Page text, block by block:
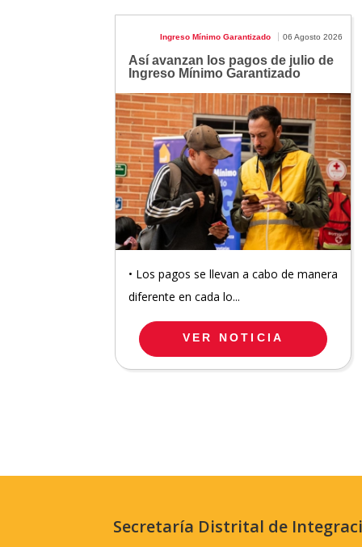
Ingreso Mínimo Garantizado 06 Agosto 2026
Así avanzan los pagos de julio de
Ingreso Mínimo Garantizado
• Los pagos se llevan a cabo de manera
diferente en cada lo...
VER NOTICIA
Secretaría Distrital de